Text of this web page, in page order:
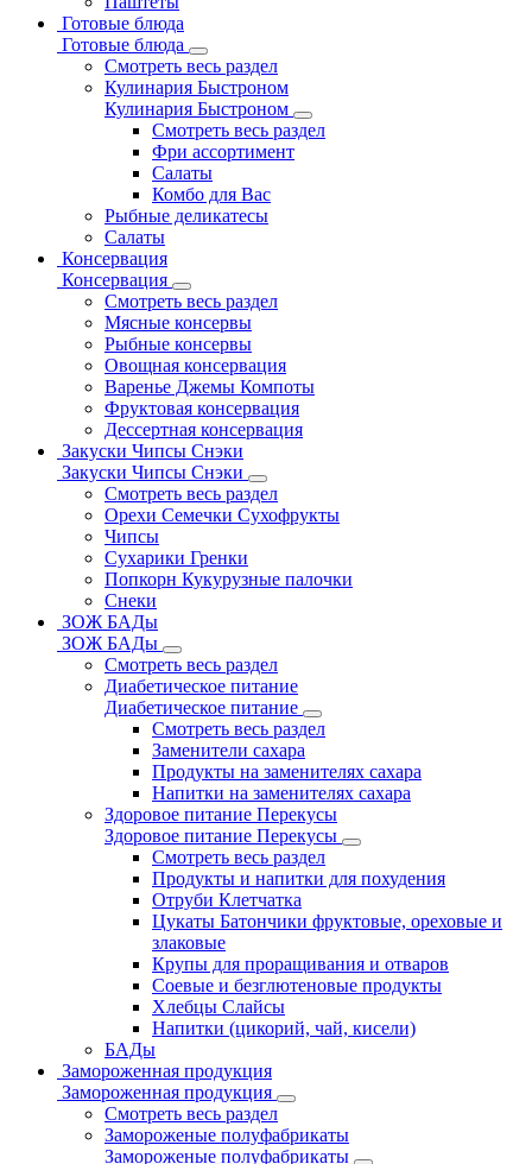
Готовые блюда
Готовые блюда
Смотреть весь раздел
Кулинария Быстроном
Кулинария Быстроном
Смотреть весь раздел
Фри ассортимент
Салаты
Комбо для Вас
Рыбные деликатесы
Салаты
Консервация
Консервация
Смотреть весь раздел
Мясные консервы
Рыбные консервы
Овощная консервация
Варенье Джемы Компоты
Фруктовая консервация
Дессертная консервация
Закуски Чипсы Снэки
Закуски Чипсы Снэки
Смотреть весь раздел
Орехи Семечки Сухофрукты
Чипсы
Сухарики Гренки
Попкорн Кукурузные палочки
Снеки
ЗОЖ БАДы
ЗОЖ БАДы
Смотреть весь раздел
Диабетическое питание
Диабетическое питание
Смотреть весь раздел
Заменители сахара
Продукты на заменителях сахара
Напитки на заменителях сахара
Здоровое питание Перекусы
Здоровое питание Перекусы
Смотреть весь раздел
Продукты и напитки для похудения
Отруби Клетчатка
Цукаты Батончики фруктовые, ореховые и
злаковые
Крупы для проращивания и отваров
Соевые и безглютеновые продукты
Хлебцы Слайсы
Напитки (цикорий, чай, кисели)
БАДы
Замороженная продукция
Замороженная продукция
Смотреть весь раздел
Замороженые полуфабрикаты
Замороженые полуфабрикаты